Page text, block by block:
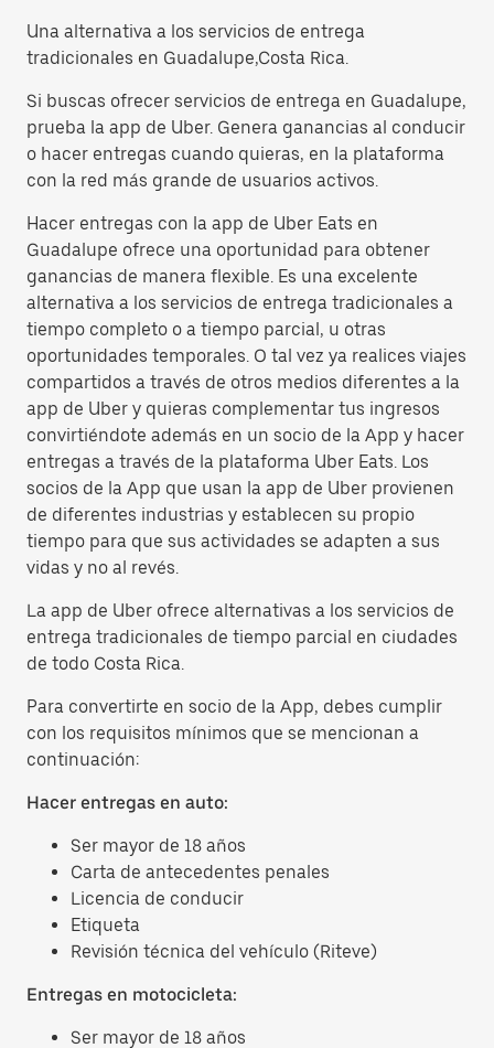
Una alternativa a los servicios de entrega
tradicionales en Guadalupe,Costa Rica.
Si buscas ofrecer servicios de entrega en Guadalupe,
prueba la app de Uber. Genera ganancias al conducir
o hacer entregas cuando quieras, en la plataforma
con la red más grande de usuarios activos.
Hacer entregas con la app de Uber Eats en
Guadalupe ofrece una oportunidad para obtener
ganancias de manera flexible. Es una excelente
alternativa a los servicios de entrega tradicionales a
tiempo completo o a tiempo parcial, u otras
oportunidades temporales. O tal vez ya realices viajes
compartidos a través de otros medios diferentes a la
app de Uber y quieras complementar tus ingresos
convirtiéndote además en un socio de la App y hacer
entregas a través de la plataforma Uber Eats. Los
socios de la App que usan la app de Uber provienen
de diferentes industrias y establecen su propio
tiempo para que sus actividades se adapten a sus
vidas y no al revés.
La app de Uber ofrece alternativas a los servicios de
entrega tradicionales de tiempo parcial en ciudades
de todo Costa Rica.
Para convertirte en socio de la App, debes cumplir
con los requisitos mínimos que se mencionan a
continuación:
Hacer entregas en auto:
Ser mayor de 18 años
Carta de antecedentes penales
Licencia de conducir
Etiqueta
Revisión técnica del vehículo (Riteve)
Entregas en motocicleta:
Ser mayor de 18 años